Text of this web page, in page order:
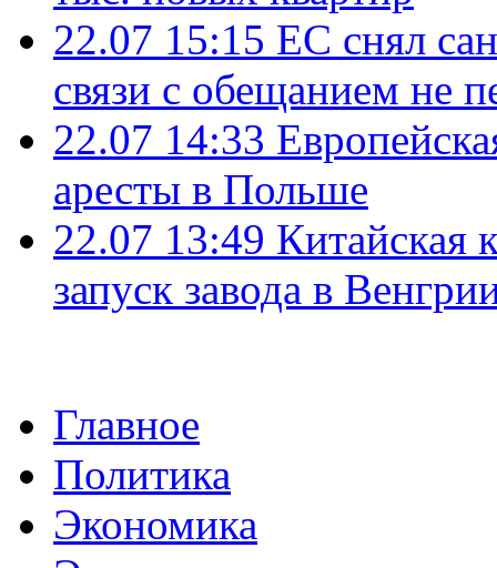
22.07 15:15 ЕС снял
связи с обещанием не
22.07 14:33
аресты в Польше
22.07 13:49 Китайская
запуск завода в
Главное
Политика
Экономика